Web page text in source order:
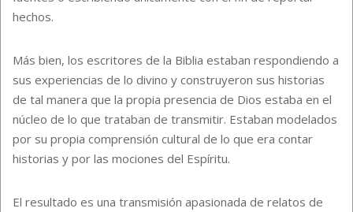
hechos.
Más bien, los escritores de la Biblia estaban respondiendo a
sus experiencias de lo divino y construyeron sus historias
de tal manera que la propia presencia de Dios estaba en el
núcleo de lo que trataban de transmitir. Estaban modelados
por su propia comprensión cultural de lo que era contar
historias y por las mociones del Espíritu.
El resultado es una transmisión apasionada de relatos de